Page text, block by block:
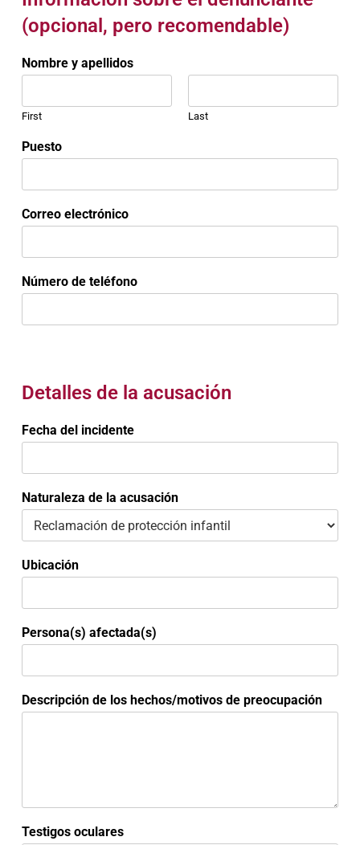
(opcional, pero recomendable)
Nombre y apellidos
First Last
Puesto
Correo electrónico
y
h
c
/
m
t
s
t
l
é
f
n
o
Número de teléfono
Detalles de la acusación
Fecha del incidente
Naturaleza de la acusación
Ubicación
Persona(s) afectada(s)
Descripción de los hechos/motivos de preocupación
Testigos oculares